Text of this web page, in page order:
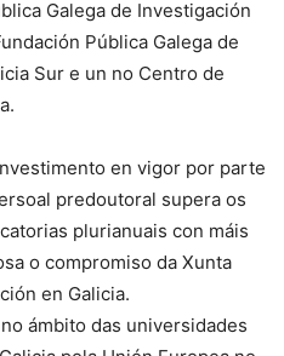
Galega de Investigación
Pública Galega de
Sur e un no Centro de
en vigor por parte
predoutoral supera os
plurianuais con máis
o compromiso da Xunta
en Galicia.
ámbito das universidades